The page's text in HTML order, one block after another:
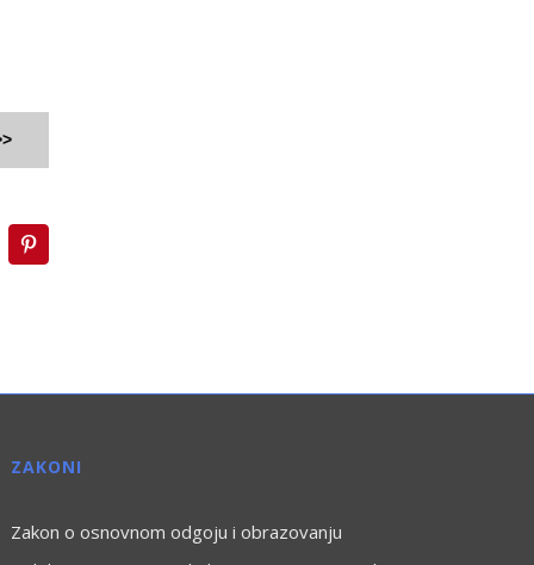
ZAKONI
Zakon o osnovnom odgoju i obrazovanju